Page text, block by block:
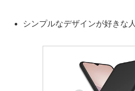
シンプルなデザインが好きな人